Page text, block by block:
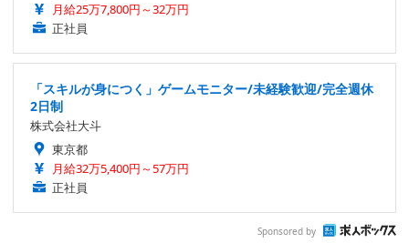
月給25万7,800円～32万円
正社員
「スキルが身につく」ゲームモニター/未経験歓迎/完全週休
2日制
株式会社大斗
東京都
月給32万5,400円～57万円
正社員
Sponsored by